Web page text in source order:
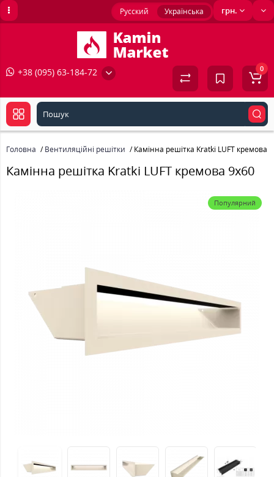
грн.
Русский Українська
+38 (095) 63-184-72 0
Головна Вентиляційні решітки Камінна решітка Kratki LUFT кремова
Камінна решітка Kratki LUFT кремова 9x60
Популярний